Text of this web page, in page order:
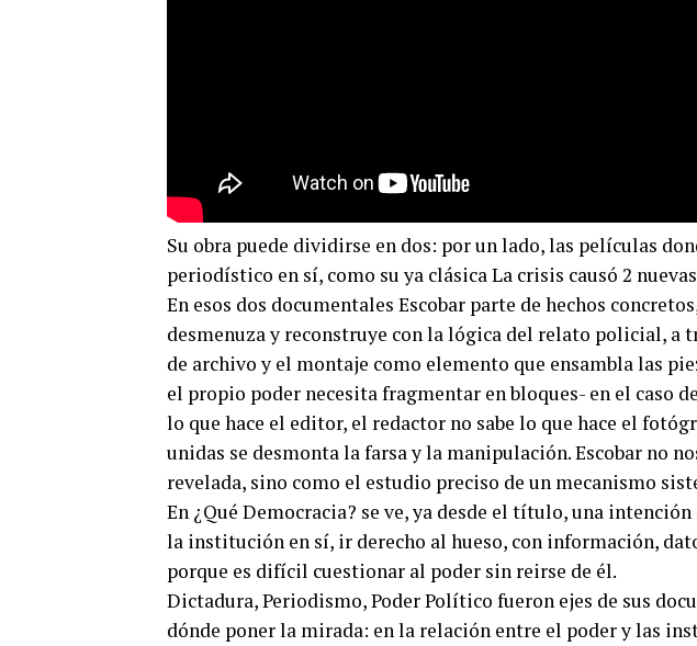
Su obra puede dividirse en dos: por un lado, las películas
periodístico en sí, como su ya clásica La crisis causó 2
En esos dos documentales Escobar parte de hechos
desmenuza y reconstruye con la lógica del relato policial, a
de archivo y el montaje como elemento que ensambla las
el propio poder necesita fragmentar en bloques- en el caso
lo que hace el editor, el redactor no sabe lo que hace el
unidas se desmonta la farsa y la manipulación. Escobar no
revelada, sino como el estudio preciso de un mecanismo
En ¿Qué Democracia? se ve, ya desde el título, una
la institución en sí, ir derecho al hueso, con información,
porque es difícil cuestionar al poder sin reirse de él.
Dictadura, Periodismo, Poder Político fueron ejes de sus
dónde poner la mirada: en la relación entre el poder y las